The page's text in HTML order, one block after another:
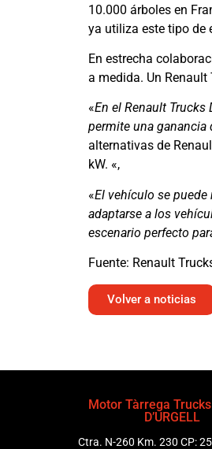
10.000 árboles en
ya utiliza este tipo de
En estrecha
a medida. Un
«En el Renault Trucks
permite una ganancia
alternativas de
kW. «,
«El vehículo se
adaptarse a los
escenario perfecto
Fuente: Renault
Volver a noticias
Motor Tàrrega
D’URGELL
Ctra. N-260 Km. 230 CP: